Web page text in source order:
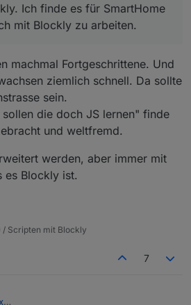
Ich finde es für SmartHome
mit Blockly zu arbeiten.
machmal Fortgeschrittene. Und
ziemlich schnell. Da sollte
sein.
die doch JS lernen" finde
und weltfremd.
werden, aber immer mit
es Blockly ist.
/ Scripten mit Blockly
7